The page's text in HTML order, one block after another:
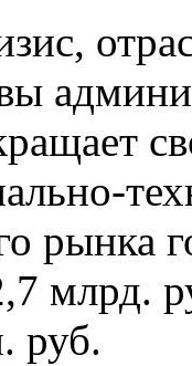
рынка
млрд.
руб.